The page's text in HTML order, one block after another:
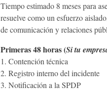
Tiempo estimado 8 meses para
resuelve como un esfuerzo
de comunicación y relaciones
Primeras 48 horas (Si tu
1. Contención técnica
2. Registro interno del incidente
3. Notificación a la SPDP